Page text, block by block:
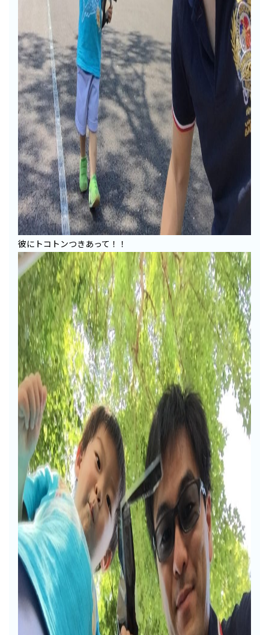
彼にトコトンつきあって！！